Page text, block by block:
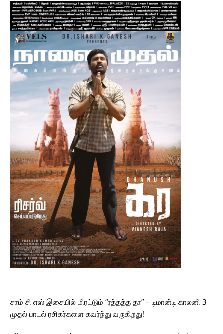
சாம் சி எஸ் இசையில் மிரட்டும் “ரத்தத்த தா” – டிமான்டி காலனி 3
முதல் பாடல் ரசிகர்களை கவர்ந்து வருகிறது!